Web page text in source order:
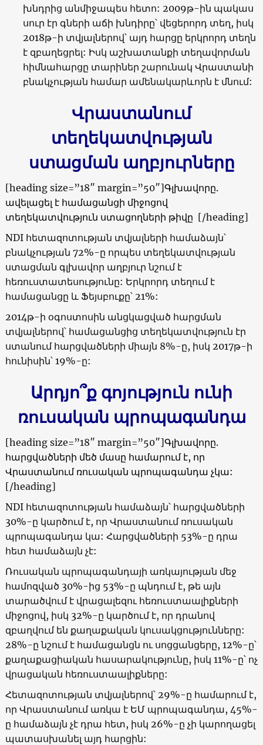
խնդրից անմիջապես հետո: 2009թ-ին պակաս
սուր էր գների աճի խնդիրը՝ վեցերորդ տեղ, իսկ
2018թ-ի տվյալներով՝ այդ հարցը երկրորդ տեղն
է զբաղեցրել: Իսկ աշխատանքի տեղավորման
հիմնահարցը տարիներ շարունակ Վրաստանի
բնակչության համար ամենակարևորն է մնում:
Վրաստանում
տեղեկատվության
ստացման աղբյուրները
[heading size=”18″ margin=”50″]Գլխավորը.
ավելացել է համացանցի միջոցով
տեղեկատվություն ստացողների թիվը [/heading]
NDI հետազոտության տվյալների համաձայն՝
բնակչության 72%-ը որպես տեղեկատվության
ստացման գլխավոր աղբյուր նշում է
հեռուստատեսությունը: Երկրորդ տեղում է
համացանցը և Ֆեյսբուքը՝ 21%:
2014թ-ի օգոստոսին անցկացված հարցման
տվյալներով՝ համացանցից տեղեկատվություն էր
ստանում հարցվածների միայն 8%-ը, իսկ 2017թ-ի
հունիսին՝ 19%-ը:
Արդյո՞ք գոյություն ունի
ռուսական պրոպագանդա
[heading size=”18″ margin=”50″]Գլխավորը.
հարցվածների մեծ մասը համարում է, որ
Վրաստանում ռուսական պրոպագանդա չկա:
[/heading]
NDI հետազոտության համաձայն՝ հարցվածների
30%-ը կարծում է, որ Վրաստանում ռուսական
պրոպագանդա կա: Հարցվածների 53%-ը դրա
հետ համաձայն չէ:
Ռուսական պրոպագանդայի առկայության մեջ
համոզված 30%-ից 53%-ը պնդում է, թե այն
տարածվում է վրացալեզու հեռուստաալիքների
միջոցով, իսկ 32%-ը կարծում է, որ դրանով
զբաղվում են քաղաքական կուսակցությունները:
28%-ը նշում է համացանցն ու սոցցանցերը, 12%-ը՝
քաղաքացիական հասարակությունը, իսկ 11%-ը՝ ոչ
վրացական հեռուստաալիքները:
Հետազոտության տվյալներով՝ 29%-ը համարում է,
որ Վրաստանում առկա է ԵՄ պրոպագանդա, 45%-
ը համաձայն չէ դրա հետ, իսկ 26%-ը չի կարողացել
պատասխանել այդ հարցին: